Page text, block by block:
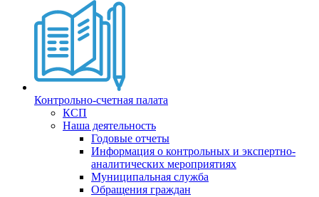
Контрольно-счетная палата
КСП
Наша деятельность
Годовые отчеты
Информация о контрольных и экспертно-
аналитических мероприятиях
Муниципальная служба
Обращения граждан